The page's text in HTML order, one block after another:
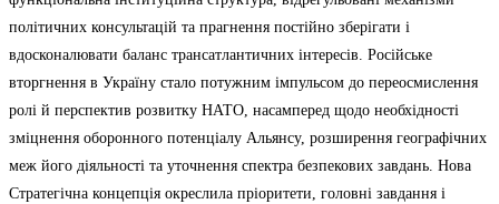
політичних консультацій та прагнення постійно зберігати і
вдосконалювати баланс трансатлантичних інтересів. Російське
вторгнення в Україну стало потужним імпульсом до переосмислення
ролі й перспектив розвитку НАТО, насамперед щодо необхідності
зміцнення оборонного потенціалу Альянсу, розширення географічних
меж його діяльності та уточнення спектра безпекових завдань. Нова
Стратегічна концепція окреслила пріоритети, головні завдання і